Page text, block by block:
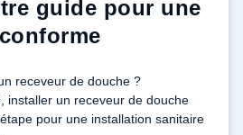
guide pour une
receveur de douche ?
installer un receveur de douche
pour une installation sanitaire